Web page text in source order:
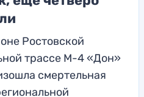
Ростовской
трассе М-4 «Дон»
смертельная